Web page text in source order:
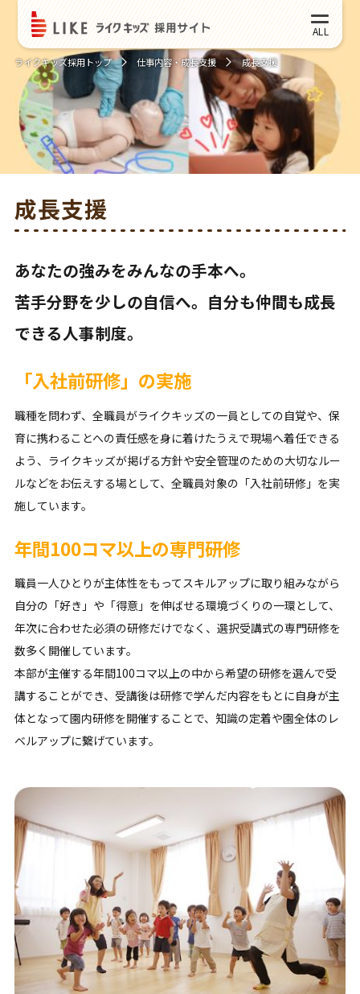
ライクキッズ採用トップ 仕事内容・成長支援 成長支援
成長支援
あなたの強みをみんなの手本へ。
苦手分野を少しの自信へ。自分も仲間も成長
できる人事制度。
「入社前研修」の実施
職種を問わず、全職員がライクキッズの一員としての自覚や、保
育に携わることへの責任感を身に着けたうえで現場へ着任できる
よう、ライクキッズが掲げる方針や安全管理のための大切なルー
ルなどをお伝えする場として、全職員対象の「入社前研修」を実
施しています。
年間100コマ以上の専門研修
職員一人ひとりが主体性をもってスキルアップに取り組みながら
自分の「好き」や「得意」を伸ばせる環境づくりの一環として、
年次に合わせた必須の研修だけでなく、選択受講式の専門研修を
数多く開催しています。
本部が主催する年間100コマ以上の中から希望の研修を選んで受
講することができ、受講後は研修で学んだ内容をもとに自身が主
体となって園内研修を開催することで、知識の定着や園全体のレ
ベルアップに繋げています。